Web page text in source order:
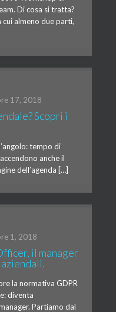
Di cosa si tratta?
cui almeno due parti,
17, 2018
Scopri i
tempo di
anche il
dell’agenda […]
1, 2018
il manager
la normativa GDPR
diventa
Partiamo dal